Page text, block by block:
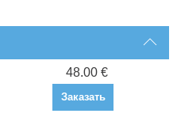
48.00 €
Заказать